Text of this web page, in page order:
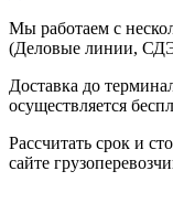
Мы работаем с
(Деловые линии,
Доставка до
осуществляется
Рассчитать срок и
сайте